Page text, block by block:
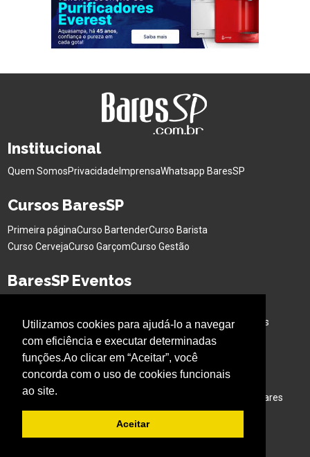
Utilizamos cookies para ajudá-lo a navegar
com eficiência e executar determinadas
funções.Ao clicar em “Aceitar”, você
concorda com o uso de cookies funcionais
ao site.
Aceitar
Institucional
Quem SomosPrivacidade ImprensaWhatsapp BaresSP
Cursos BaresSP
Primeira páginaCurso BartenderCurso Barista
Curso CervejaCurso GarçomCurso Gestão
BaresSP Eventos
Cervejas EspeciaisWorkshops InterativoBuffet para Eventos
Bar Nas AlturasCaminhão para Eventos
Nossos Projetos
Experiência Gastronômica Ativação em Bares
Acompanhe o BARESSP